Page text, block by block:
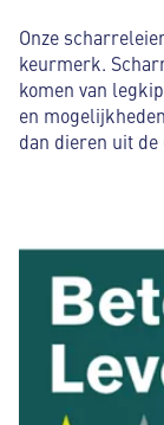
Onze
keurmerk.
komen van
en
dan dieren uit